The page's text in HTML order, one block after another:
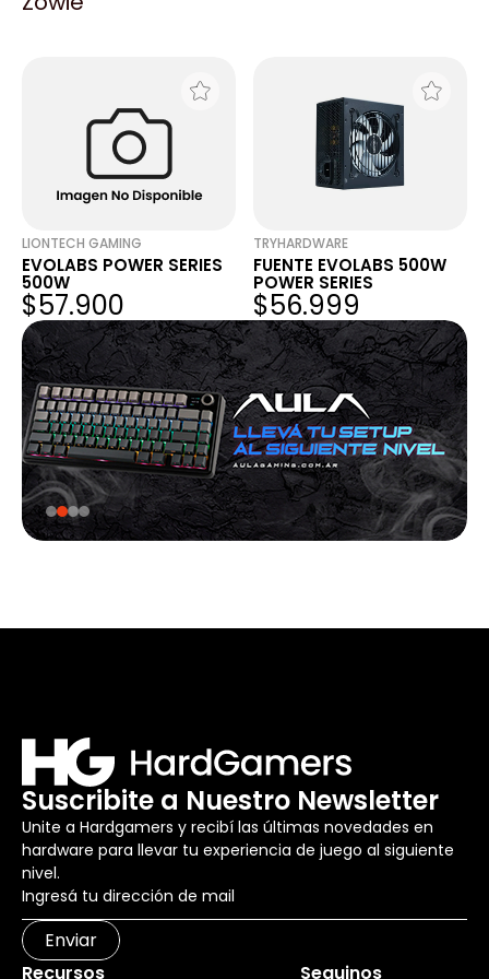
LIONTECH GAMING
EVOLABS POWER SERIES
500W
$57.900
TRYHARDWARE
FUENTE EVOLABS 500W
POWER SERIES
$56.999
Suscribite a Nuestro Newsletter
Unite a Hardgamers y recibí las últimas novedades en
hardware para llevar tu experiencia de juego al siguiente
nivel.
Enviar
Recursos
Seguinos